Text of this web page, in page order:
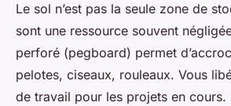
Le sol n’est pas la seule zone de
sont une ressource souvent
perforé (pegboard) permet
pelotes, ciseaux, rouleaux. Vous
de travail pour les projets en cours.